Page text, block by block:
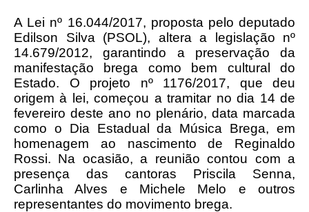
A Lei nº 16.044/2017, proposta pelo deputado
Edilson Silva (PSOL), altera a legislação nº
14.679/2012, garantindo a preservação da
manifestação brega como bem cultural do
Estado. O projeto nº 1176/2017, que deu
origem à lei, começou a tramitar no dia 14 de
fevereiro deste ano no plenário, data marcada
como o Dia Estadual da Música Brega, em
homenagem ao nascimento de Reginaldo
Rossi. Na ocasião, a reunião contou com a
presença das cantoras Priscila Senna,
Carlinha Alves e Michele Melo e outros
representantes do movimento brega.